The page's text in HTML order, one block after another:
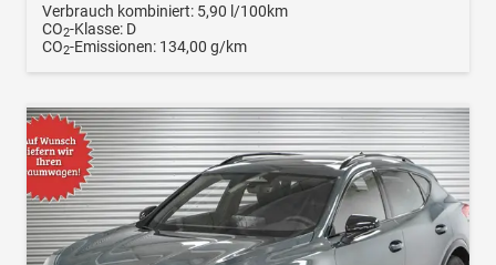
Verbrauch kombiniert: 5,90 l/100km
CO2-Klasse: D
CO2-Emissionen: 134,00 g/km